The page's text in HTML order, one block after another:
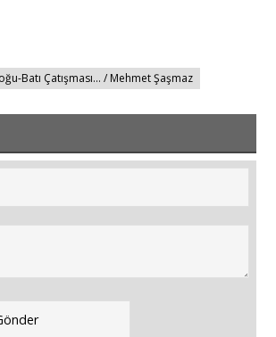
Batı Çatışması... / Mehmet Şaşmaz